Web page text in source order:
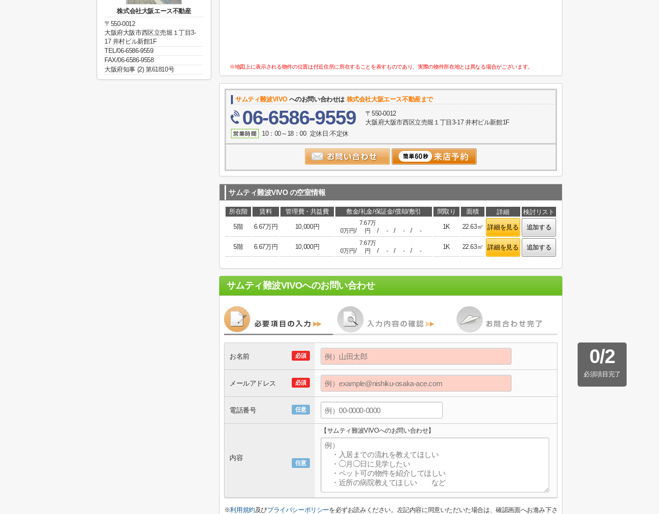
※地図上に表示される物件の位置は付近住所に所在することを表すものであり、実際の物件所在地とは異なる場合がございます。
サムティ難波VIVO へのお問い合わせは 株式会社大阪エース不動産まで
06-6586-9559
〒550-0012
大阪府大阪市西区立売堀１丁目3-17 井村ビル新館1F
10：00～18：00 定休日:不定休
サムティ難波VIVO の空室情報
所在階 賃料 管理費・共益費 敷金/礼金/保証金/償却/敷引 間取り 面積 詳細
検討リスト
5階
6.67万円 10,000円
0万円/
7.67万
円
/ - / - / -
1K 22.63㎡ 詳細を見る 追加する
5階 6.67万円 10,000円
0万円/
7.67万
円
/ - / - / -
1K 22.63㎡ 詳細を見る 追加する
サムティ難波VIVOへのお問い合わせ
0/2
必須項目完了
必須
お名前
必須
メールアドレス
任意
電話番号
任意
内容
【サムティ難波VIVOへのお問い合わせ】
※利用規約及びプライバシーポリシーを必ずお読みください。左記内容に同意いただいた場合は、確認画面へお進み下さ
株式会社大阪エース不動産
〒550-0012
大阪府大阪市西区立売堀１丁目3-
17 井村ビル新館1F
TEL/06-6586-9559
FAX/06-6586-9558
大阪府知事 (2) 第61810号